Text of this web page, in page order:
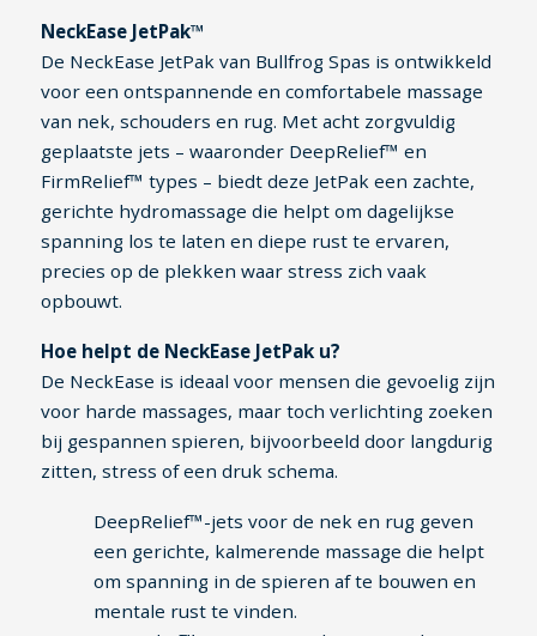
NeckEase JetPak™
De NeckEase JetPak van Bullfrog Spas is ontwikkeld
voor een ontspannende en comfortabele massage
van nek, schouders en rug. Met acht zorgvuldig
geplaatste jets – waaronder DeepRelief™ en
FirmRelief™ types – biedt deze JetPak een zachte,
gerichte hydromassage die helpt om dagelijkse
spanning los te laten en diepe rust te ervaren,
precies op de plekken waar stress zich vaak
opbouwt.
Hoe helpt de NeckEase JetPak u?
De NeckEase is ideaal voor mensen die gevoelig zijn
voor harde massages, maar toch verlichting zoeken
bij gespannen spieren, bijvoorbeeld door langdurig
zitten, stress of een druk schema.
DeepRelief™-jets voor de nek en rug geven
een gerichte, kalmerende massage die helpt
om spanning in de spieren af te bouwen en
mentale rust te vinden.